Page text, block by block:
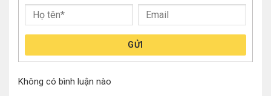
GỬI
Không có bình luận nào